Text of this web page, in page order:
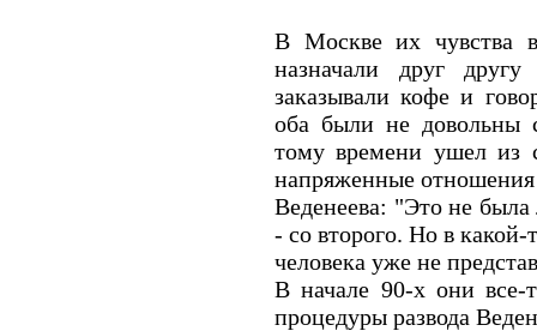
В Москве их чувства
назначали друг
заказывали кофе и
оба были не довольны
тому времени ушел из
напряженные
Веденеева: "Это не была
- со второго. Но в какой-
человека уже не
В начале 90-х они все-
процедуры развода